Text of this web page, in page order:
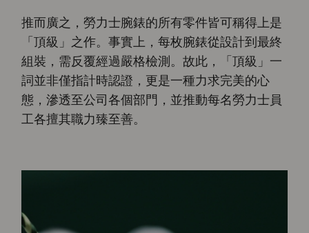
推而廣之，勞力士腕錶的所有零件皆可稱得上是
「頂級」之作。事實上，每枚腕錶從設計到最終
組裝，需反覆經過嚴格檢測。故此，「頂級」一
詞並非僅指計時認證，更是一種力求完美的心
態，滲透至公司各個部門，並推動每名勞力士員
工各擅其職力臻至善。